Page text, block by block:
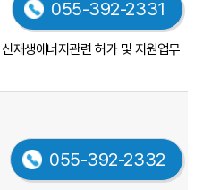
055-392-2331
신재생에너지관련 허가 및 지원업무
055-392-2332